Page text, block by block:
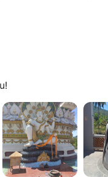
Safari のお気に入
クガーデンとしても知
雨林の奥深くにある人
、周囲のジャングルに
ッダ寺院です - 同名
寂の中に鎮座し、眺
コナッツの実演のた